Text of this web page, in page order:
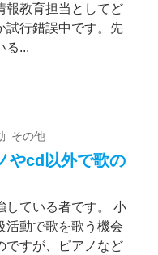
報教育担当としてど
試行錯誤中です。先
る...
その他
やcd以外で歌の
している者です。 小
活動で歌を歌う機会
ですが、ピアノなど